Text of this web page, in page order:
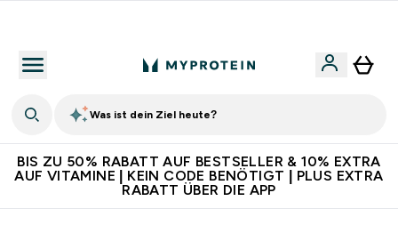
Was ist dein Ziel heute?
BIS ZU 50% RABATT AUF BESTSELLER & 10% EXTRA
AUF VITAMINE | KEIN CODE BENÖTIGT | PLUS EXTRA
RABATT ÜBER DIE APP